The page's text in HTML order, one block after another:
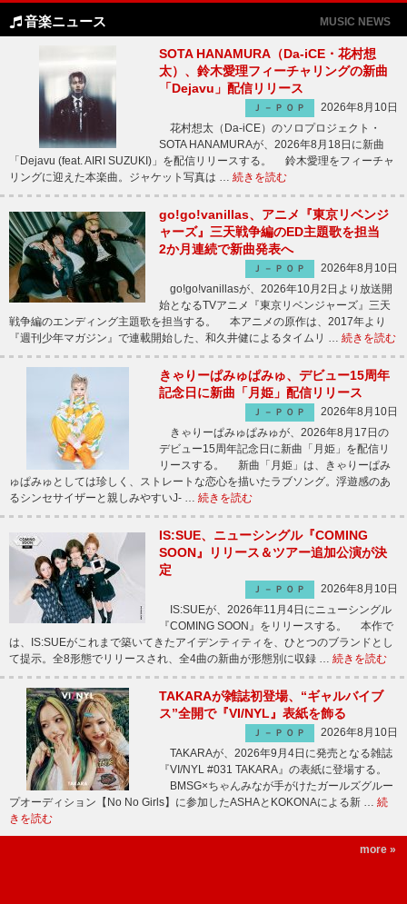
音楽ニュース MUSIC NEWS
SOTA HANAMURA（Da-iCE・花村想
太）、鈴木愛理フィーチャリングの新曲
「Dejavu」配信リリース
Ｊ－ＰＯＰ
2026年8月10日
花村想太（Da-iCE）のソロプロジェクト・
SOTA HANAMURAが、2026年8月18日に新曲
「Dejavu (feat. AIRI SUZUKI)」を配信リリースする。 鈴木愛理をフィーチャ
リングに迎えた本楽曲。ジャケット写真は … 続きを読む
go!go!vanillas、アニメ『東京リベンジ
ャーズ』三天戦争編のED主題歌を担当
2か月連続で新曲発表へ
Ｊ－ＰＯＰ
2026年8月10日
go!go!vanillasが、2026年10月2日より放送開
始となるTVアニメ『東京リベンジャーズ』三天
戦争編のエンディング主題歌を担当する。 本アニメの原作は、2017年より
『週刊少年マガジン』で連載開始した、和久井健によるタイムリ … 続きを読む
きゃりーぱみゅぱみゅ、デビュー15周年
記念日に新曲「月姫」配信リリース
Ｊ－ＰＯＰ
2026年8月10日
きゃりーぱみゅぱみゅが、2026年8月17日の
デビュー15周年記念日に新曲「月姫」を配信リ
リースする。 新曲「月姫」は、きゃりーぱみ
ゅぱみゅとしては珍しく、ストレートな恋心を描いたラブソング。浮遊感のあ
るシンセサイザーと親しみやすいJ- … 続きを読む
IS:SUE、ニューシングル『COMING
SOON』リリース＆ツアー追加公演が決
定
Ｊ－ＰＯＰ
2026年8月10日
IS:SUEが、2026年11月4日にニューシングル
『COMING SOON』をリリースする。 本作で
は、IS:SUEがこれまで築いてきたアイデンティティを、ひとつのブランドとし
て提示。全8形態でリリースされ、全4曲の新曲が形態別に収録 … 続きを読む
TAKARAが雑誌初登場、“ギャルバイブ
ス”全開で『VI/NYL』表紙を飾る
Ｊ－ＰＯＰ
2026年8月10日
TAKARAが、2026年9月4日に発売となる雑誌
『VI/NYL #031 TAKARA』の表紙に登場する。
BMSG×ちゃんみなが手がけたガールズグルー
プオーディション【No No Girls】に参加したASHAとKOKONAによる新 … 続
きを読む
more »